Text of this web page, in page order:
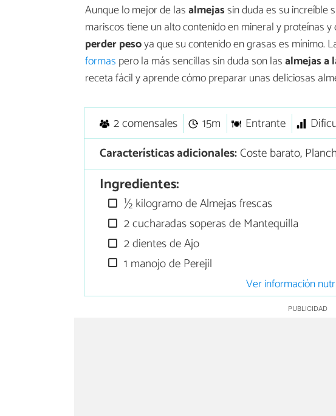
Aunque lo mejor de lasalmejassin duda es su increíble
mariscos tiene un alto contenido en mineral y proteínas
perder pesoya que su contenido en grasas es mínimo.
formas pero la más sencillas sin duda son lasalmejas a
receta fácil y aprende cómo preparar unas deliciosas
2 comensales 15m Entrante
Características adicionales:Coste barato,
Ingredientes:
½ kilogramo de Almejas frescas
2 cucharadas soperas de Mantequilla
2 dientes de Ajo
1 manojo de Perejil
Ver información